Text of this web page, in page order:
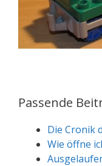
Passende
Die Cronik
Wie öffne